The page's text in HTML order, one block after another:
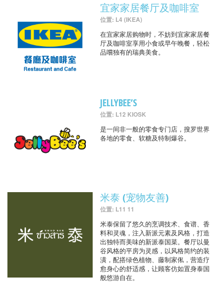
宜家家居餐厅及咖啡室
位置: L4 (IKEA)
在宜家家居购物时，不妨到宜家家居餐
厅及咖啡室享用小食或早午晚餐，轻松
品嚐独有的瑞典美食。
JELLYBEE’S
位置: L12 KIOSK
是一间非一般的零食专门店，搜罗世界
各地的零食、软糖及特制爆谷。
米泰 (宠物友善)
位置: L11 11
米泰保留了悠久的烹调技术、食谱、香
料和灵魂，注入新派元素及风格，打造
出独特而美味的新派泰国菜。餐厅以曼
谷风格的平房为灵感，以风格简约的装
潢，配搭绿色植物、藤制家俬，营造疗
愈身心的舒适感，让顾客仿如置身泰国
般悠游自在。